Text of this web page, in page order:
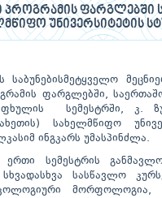
პროგრამის
უნივერსიტეტის
ს საბუნებისმეტყველო
ფარგლებში,
სემესტრში, კ.
სახელმწიფო
ინგკარს უმასპინძლა.
ერთი სემესტრის
სასწავლო